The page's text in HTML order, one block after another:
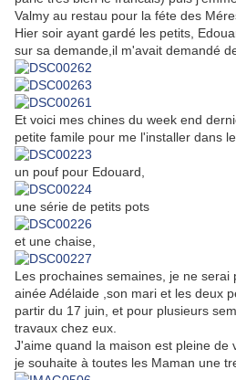
Valmy au restau pour la féte des
Hier soir ayant gardé les petits,
sur sa demande,il m'avait demandé
Et voici mes chines du week end
petite famile pour me l'installer dans le
un pouf pour Edouard,
une série de petits pots
et une chaise,
Les prochaines semaines, je ne
ainée Adélaide ,son mari et les deux
partir du 17 juin, et pour plusieurs
travaux chez eux.
J'aime quand la maison est pleine de
je souhaite à toutes les Maman une